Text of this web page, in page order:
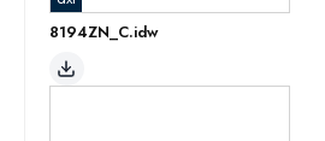
8194ZN_C.idw